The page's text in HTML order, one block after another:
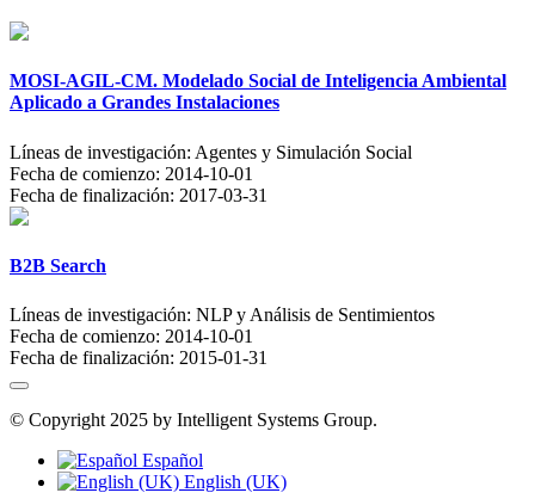
MOSI-AGIL-CM. Modelado Social de Inteligencia Ambiental
Aplicado a Grandes Instalaciones
Líneas de investigación: Agentes y Simulación Social
Fecha de comienzo: 2014-10-01
Fecha de finalización: 2017-03-31
B2B Search
Líneas de investigación: NLP y Análisis de Sentimientos
Fecha de comienzo: 2014-10-01
Fecha de finalización: 2015-01-31
© Copyright 2025 by Intelligent Systems Group.
Español
English (UK)